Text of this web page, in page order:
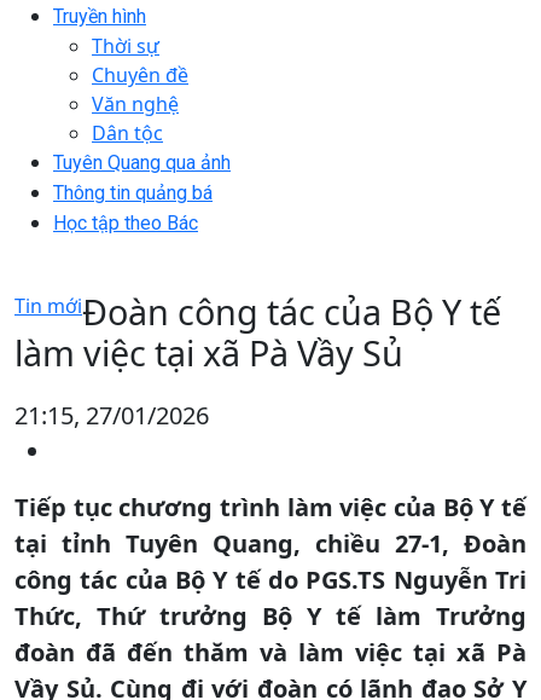
Truyền hình
Thời sự
Chuyên đề
Văn nghệ
Dân tộc
Tuyên Quang qua ảnh
Thông tin quảng bá
Học tập theo Bác
Tin mớiĐoàn công tác của Bộ Y tế
làm việc tại xã Pà Vầy Sủ
21:15, 27/01/2026
Tiếp tục chương trình làm việc của Bộ Y tế
tại tỉnh Tuyên Quang, chiều 27-1, Đoàn
công tác của Bộ Y tế do PGS.TS Nguyễn Tri
Thức, Thứ trưởng Bộ Y tế làm Trưởng
đoàn đã đến thăm và làm việc tại xã Pà
Vầy Sủ. Cùng đi với đoàn có lãnh đạo Sở Y